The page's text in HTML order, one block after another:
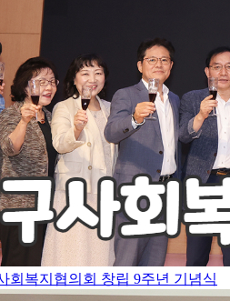
회복지협의회 창립 9주년 기념식